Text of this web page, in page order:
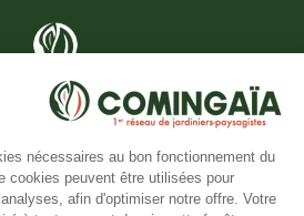
de jardiniers de confiance
04 90 18 88 57 Besoin d'aide ? ×